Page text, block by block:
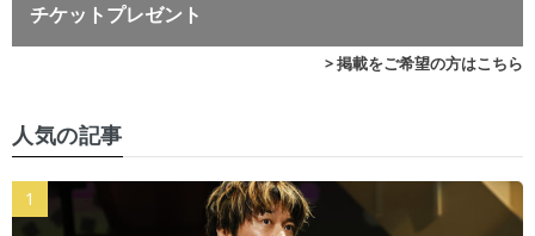
チケットプレゼント
> 掲載をご希望の方はこちら
人気の記事